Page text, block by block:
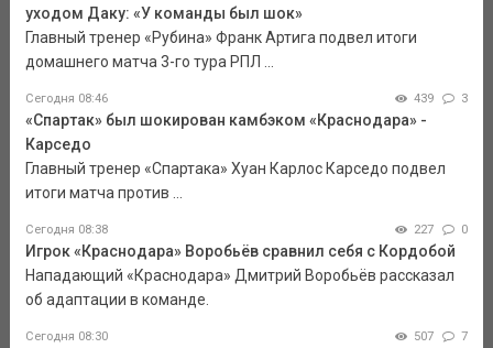
уходом Даку: «У команды был шок»
Главный тренер «Рубина» Франк Артига подвел итоги
домашнего матча 3-го тура РПЛ ...
Сегодня 08:46 439 3
«Спартак» был шокирован камбэком «Краснодара» -
Карседо
Главный тренер «Спартака» Хуан Карлос Карседо подвел
итоги матча против ...
Сегодня 08:38 227 0
Игрок «Краснодара» Воробьёв сравнил себя с Кордобой
Нападающий «Краснодара» Дмитрий Воробьёв рассказал
об адаптации в команде.
Сегодня 08:30 507 7